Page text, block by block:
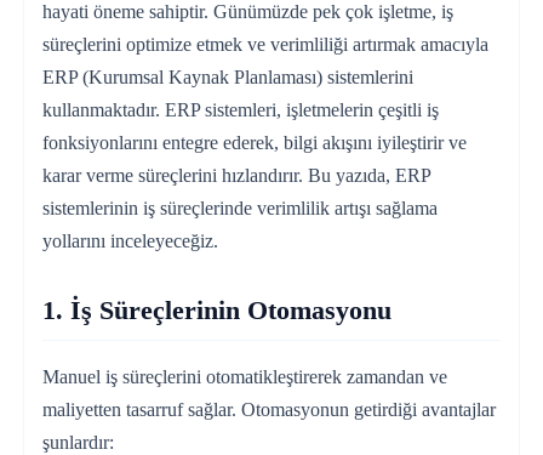
hayati öneme sahiptir. Günümüzde pek çok işletme, iş
süreçlerini optimize etmek ve verimliliği artırmak amacıyla
ERP (Kurumsal Kaynak Planlaması) sistemlerini
kullanmaktadır. ERP sistemleri, işletmelerin çeşitli iş
fonksiyonlarını entegre ederek, bilgi akışını iyileştirir ve
karar verme süreçlerini hızlandırır. Bu yazıda, ERP
sistemlerinin iş süreçlerinde verimlilik artışı sağlama
yollarını inceleyeceğiz.
1. İş Süreçlerinin Otomasyonu
Manuel iş süreçlerini otomatikleştirerek zamandan ve
maliyetten tasarruf sağlar. Otomasyonun getirdiği avantajlar
şunlardır: